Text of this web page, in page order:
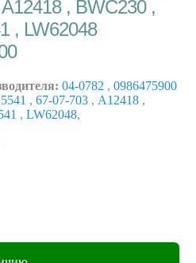
, BWC230 ,
, LW62048
04-0782 , 0986475900
5541 , 67-07-703 , A12418 ,
, LW62048,